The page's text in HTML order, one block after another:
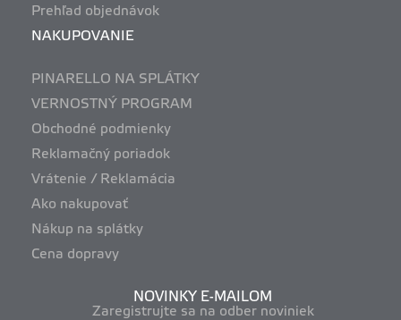
Prehľad objednávok
NAKUPOVANIE
PINARELLO NA SPLÁTKY
VERNOSTNÝ PROGRAM
Obchodné podmienky
Reklamačný poriadok
Vrátenie / Reklamácia
Ako nakupovať
Nákup na splátky
Cena dopravy
NOVINKY E-MAILOM
Zaregistrujte sa na odber noviniek